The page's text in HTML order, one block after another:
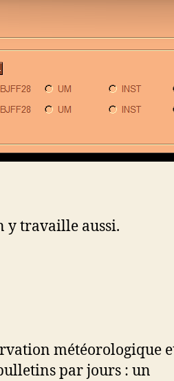
y travaille aussi.
météorologique
par jours : un